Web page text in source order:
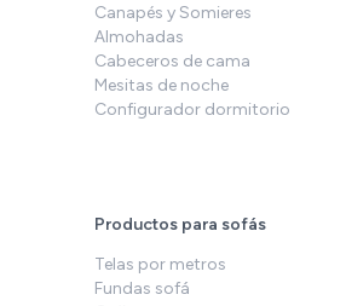
Canapés y Somieres
Almohadas
Cabeceros de cama
Mesitas de noche
Configurador dormitorio
Productos para sofás
Telas por metros
Fundas sofá